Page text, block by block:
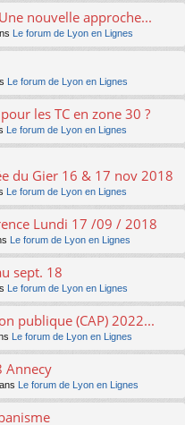
nouvelle approche...
Le forum de Lyon en Lignes
Le forum de Lyon en Lignes
les TC en zone 30 ?
Le forum de Lyon en Lignes
du Gier 16 & 17 nov 2018
Le forum de Lyon en Lignes
Lundi 17 /09 / 2018
Le forum de Lyon en Lignes
sept. 18
Le forum de Lyon en Lignes
publique (CAP) 2022...
Le forum de Lyon en Lignes
Annecy
Le forum de Lyon en Lignes